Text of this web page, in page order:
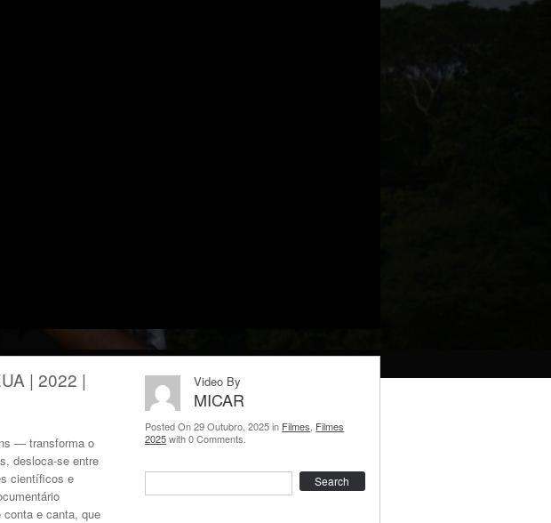
| 2022 |
— transforma o
desloca-se entre
científicos e
e canta, que
Video By
MICAR
Posted On 29 Outubro, 2025 in Filmes Filmes
2025with 0 Comments.